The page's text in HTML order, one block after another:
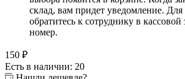
склад, вам придет уведомление. Для
обратитесь к сотруднику в кассовой
номер.
150 ₽
Есть в наличии: 20